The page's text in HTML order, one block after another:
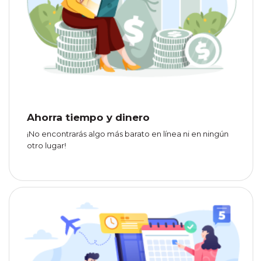
Ahorra tiempo y dinero
¡No encontrarás algo más barato en línea ni en ningún
otro lugar!